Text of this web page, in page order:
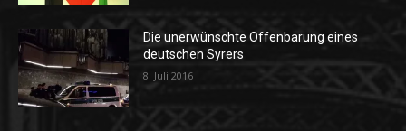
Die unerwünschte Offenbarung eines
deutschen Syrers
8. Juli 2016